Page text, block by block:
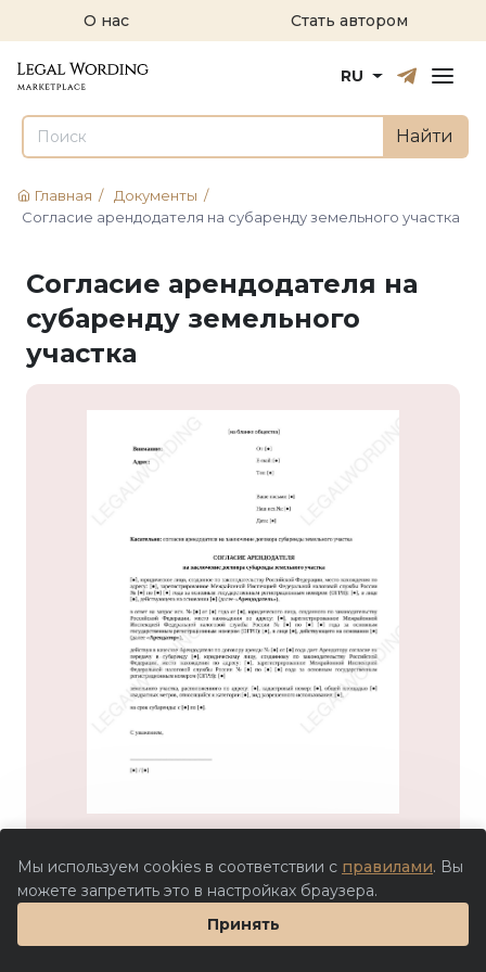
О нас Стать автором
РусскийEnglish
RU
Найти
Главная / Документы /
Согласие арендодателя на субаренду земельного участка
Согласие арендодателя на
субаренду земельного
участка
Мы используем cookies в соответствии с правилами. Вы
можете запретить это в настройках браузера.
Принять